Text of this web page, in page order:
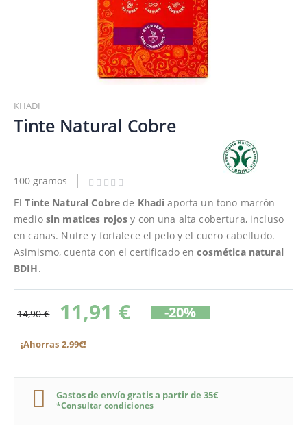
al
comienzo
de
de
KHADI
Tinte Natural Cobre
100 gramos
ElTinte Natural Cobre de Khadi aporta un tono marrón
mediosin matices rojos y con una alta cobertura, incluso
en canas. Nutre y fortalece el pelo y el cuero cabelludo.
Asimismo, cuenta con el certificado encosmética natural
BDIH.
14,90 € 11,91 € -20%
¡Ahorras 2,99€!
Gastos de envío gratis a partir de 35€
*Consultar condiciones